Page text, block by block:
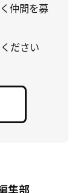
仲間を募
ださい
集部